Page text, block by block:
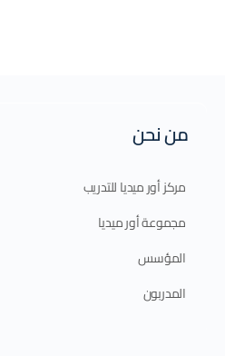
من نحن
مركز أور ميديا للتدريب
مجموعة أور ميديا
المؤسس
المدربون